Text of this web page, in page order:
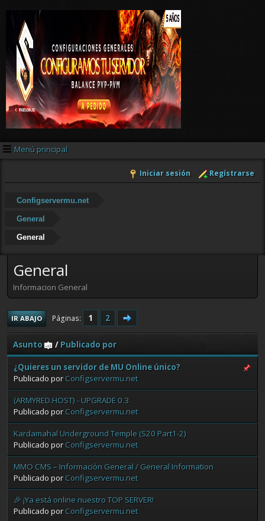
Menú principal
Iniciar sesión Regístrarse
Configservermu.net
General
General
General
Informacion General
IR ABAJO Páginas 1 2
Asunto / Publicado por
¿Quieres un servidor de MU Online único?
Publicado por Configservermu.net
(ARMYRED.HOST) - UPGRADE 0.3
Publicado por Configservermu.net
Kardamahal Underground Temple (S20 Part1-2)
Publicado por Configservermu.net
MMO CMS – Información General / General Information
Publicado por Configservermu.net
🎉 ¡Ya está online nuestro TOP SERVER!
Publicado por Configservermu.net